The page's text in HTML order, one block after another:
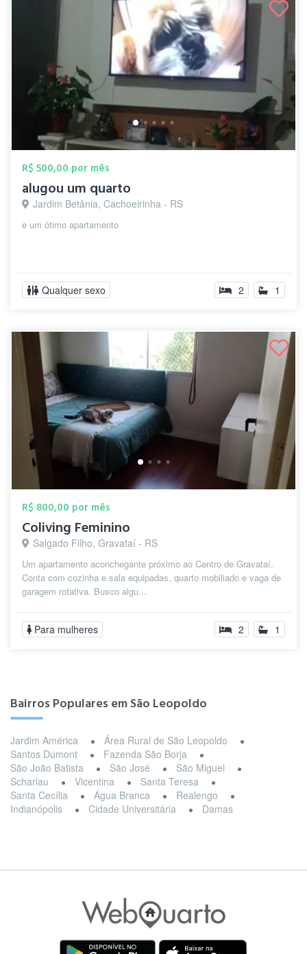
R$ 500,00 por mês
alugou um quarto
Jardim Betânia, Cachoeirinha - RS
e um ótimo apartamento
Qualquer sexo 2 1
R$ 800,00 por mês
Coliving Feminino
Salgado Filho, Gravataí - RS
Um apartamento aconchegante próximo ao Centro de Gravataí.
Conta com cozinha e sala equipadas, quarto mobiliado e vaga de
garagem rotativa. Busco algu...
Para mulheres 2 1
Bairros Populares em São Leopoldo
Jardim América
Área Rural de São Leopoldo
Santos Dumont
Fazenda São Borja
São João Batista
São José
São Miguel
Scharlau
Vicentina
Santa Teresa
Santa Cecília
Água Branca
Realengo
Indianópolis
Cidade Universitária Damas